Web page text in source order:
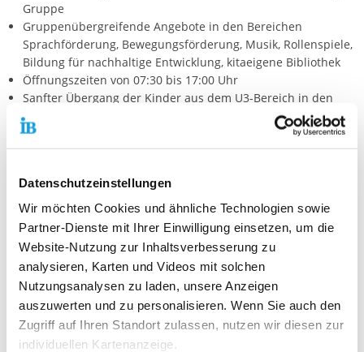
Datenschutzeinstellungen
Wir möchten Cookies und ähnliche Technologien sowie
Partner-Dienste mit Ihrer Einwilligung einsetzen, um die
Website-Nutzung zur Inhaltsverbesserung zu
analysieren, Karten und Videos mit solchen
Nutzungsanalysen zu laden, unsere Anzeigen
auszuwerten und zu personalisieren. Wenn Sie auch den
Zugriff auf Ihren Standort zulassen, nutzen wir diesen zur
individuellen Kartenanzeige.
Gruppe
Gruppenübergreifende Angebote in den Bereichen
Sprachförderung, Bewegungsförderung, Musik, Rollenspiele,
Bildung für nachhaltige Entwicklung, kitaeigene Bibliothek
Öffnungszeiten von 07:30 bis 17:00 Uhr
Sanfter Übergang der Kinder aus dem U3-Bereich in den
Kindergarten
Enge Zusammenarbeit mit den Eltern – Eltern sind bei uns
jederzeit willkommen
Zielgruppe:
Kinder im Alter von 1-6 Jahren
Max. Anzahl der Teilnehmer/Plätze:
63 Kindergartenkinder
36 Krippenkinder
Gut zu Wissen: